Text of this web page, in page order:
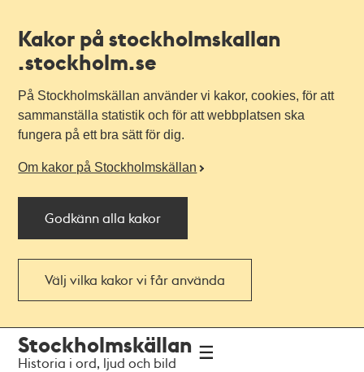
Kakor på stockholmskallan
.stockholm.se
På Stockholmskällan använder vi kakor, cookies, för att
sammanställa statistik och för att webbplatsen ska
fungera på ett bra sätt för dig.
Om kakor på Stockholmskällan
Godkänn alla kakor
Välj vilka kakor vi får använda
navigationen
huvudinnehållet
Stockholmskällan
Historia i ord, ljud och bild